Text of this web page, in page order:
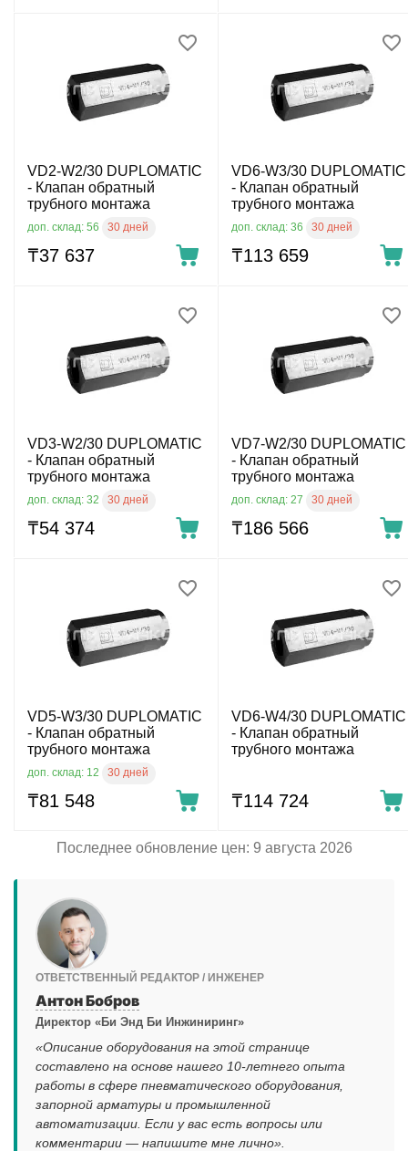
VD2-W2/30 DUPLOMATIC
- Клапан обратный
трубного монтажа
доп. склад: 56 30 дней
₸37 637
VD6-W3/30 DUPLOMATIC
- Клапан обратный
трубного монтажа
доп. склад: 36 30 дней
₸113 659
VD3-W2/30 DUPLOMATIC
- Клапан обратный
трубного монтажа
доп. склад: 32 30 дней
₸54 374
VD7-W2/30 DUPLOMATIC
- Клапан обратный
трубного монтажа
доп. склад: 27 30 дней
₸186 566
VD5-W3/30 DUPLOMATIC
- Клапан обратный
трубного монтажа
доп. склад: 12 30 дней
₸81 548
VD6-W4/30 DUPLOMATIC
- Клапан обратный
трубного монтажа
₸114 724
Последнее обновление цен: 9 августа 2026
ОТВЕТСТВЕННЫЙ РЕДАКТОР / ИНЖЕНЕР
Антон Бобров
Директор «Би Энд Би Инжиниринг»
«Описание оборудования на этой странице
составлено на основе нашего 10-летнего опыта
работы в сфере пневматического оборудования,
запорной арматуры и промышленной
автоматизации. Если у вас есть вопросы или
комментарии — напишите мне лично».